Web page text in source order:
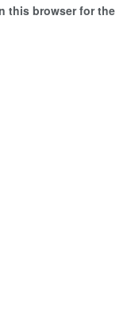
this browser for the